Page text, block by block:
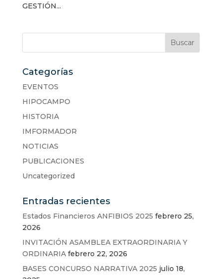
GESTIÓN...
Categorías
EVENTOS
HIPOCAMPO
HISTORIA
IMFORMADOR
NOTICIAS
PUBLICACIONES
Uncategorized
Entradas recientes
Estados Financieros ANFIBIOS 2025 febrero 25,
2026
INVITACIÓN ASAMBLEA EXTRAORDINARIA Y
ORDINARIA febrero 22, 2026
BASES CONCURSO NARRATIVA 2025 julio 18,